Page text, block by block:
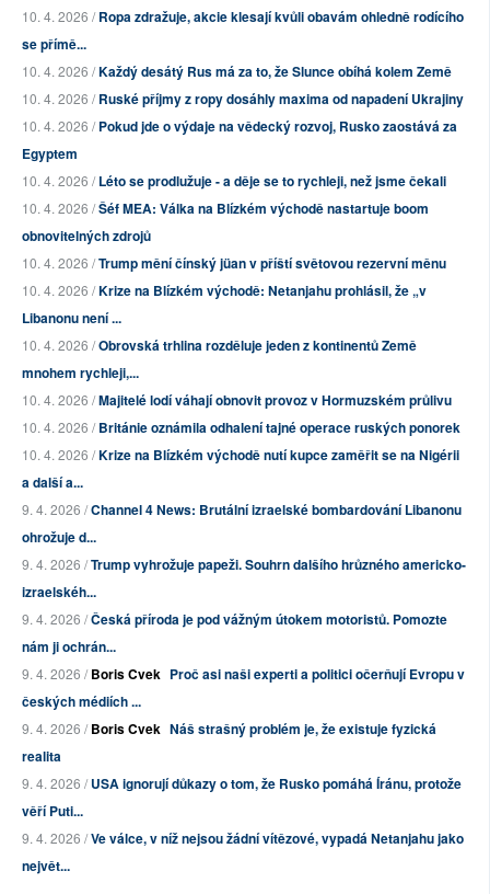
10. 4. 2026 /Ropa zdražuje, akcie klesají kvůli obavám ohledně rodícího
se přímě...
10. 4. 2026 /Každý desátý Rus má za to, že Slunce obíhá kolem Země
10. 4. 2026 /Ruské příjmy z ropy dosáhly maxima od napadení Ukrajiny
10. 4. 2026 /Pokud jde o výdaje na vědecký rozvoj, Rusko zaostává za
Egyptem
10. 4. 2026 /Léto se prodlužuje - a děje se to rychleji, než jsme čekali
10. 4. 2026 /Šéf MEA: Válka na Blízkém východě nastartuje boom
obnovitelných zdrojů
10. 4. 2026 /Trump mění čínský jüan v příští světovou rezervní měnu
10. 4. 2026 /Krize na Blízkém východě: Netanjahu prohlásil, že „v
Libanonu není ...
10. 4. 2026 /Obrovská trhlina rozděluje jeden z kontinentů Země
mnohem rychleji,...
10. 4. 2026 /Majitelé lodí váhají obnovit provoz v Hormuzském průlivu
10. 4. 2026 /Británie oznámila odhalení tajné operace ruských ponorek
10. 4. 2026 /Krize na Blízkém východě nutí kupce zaměřit se na Nigérii
a další a...
9. 4. 2026 /Channel 4 News: Brutální izraelské bombardování Libanonu
ohrožuje d...
9. 4. 2026 /Trump vyhrožuje papeži. Souhrn dalšího hrůzného americko-
izraelskéh...
9. 4. 2026 /Česká příroda je pod vážným útokem motoristů. Pomozte
nám ji ochrán...
9. 4. 2026 /Boris Cvek Proč asi naši experti a politici očerňují Evropu v
českých médiích ...
9. 4. 2026 /Boris Cvek Náš strašný problém je, že existuje fyzická
realita
9. 4. 2026 /USA ignorují důkazy o tom, že Rusko pomáhá Íránu, protože
věří Puti...
9. 4. 2026 /Ve válce, v níž nejsou žádní vítězové, vypadá Netanjahu jako
největ...